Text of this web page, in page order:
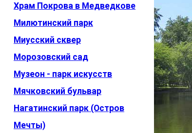
Храм Покрова в Медведкове
Милютинский парк
Миусский сквер
Морозовский сад
Музеон - парк искусств
Мячковский бульвар
Нагатинский парк (Остров
Мечты)